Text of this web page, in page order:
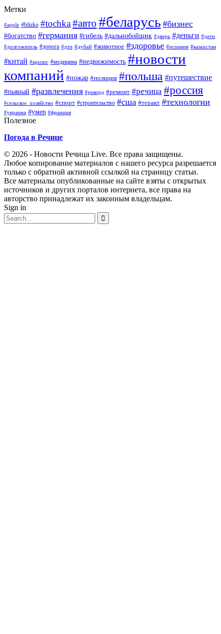
Метки
#apple #blizko #tochka#авто #беларусь #бизнес
#богатство #германия #гибель #дальнобойщик #дверь #деньги #дети
#долгожитель #дорога #дтп #дубай #животное #здоровье #испания #казахстан
#китай #кризис #медицина #недвижимость #новости
компаний #пожар #полиция #польша #путешествие
#пьяный #развлечения #рекорд #ремонт #речица #россия
#сельское_хозяйство #спорт #строительство #сша #теракт #технологии
#украина #умер #франция
Полезное
Погода в Речице
© 2026 - Новости Речица Live. Все права защищены.
Любое копирование материалов с нашего ресурса разрешается
только с обратной активной ссылкой на страницу статьи.
Все материалы опубликованные на сайте взяты с открытых
источников и других порталов интернета, все права на
авторство принадлежат их законным владельцам.
Sign in